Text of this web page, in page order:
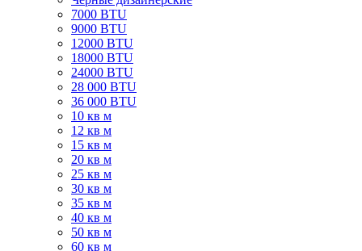
7000 BTU
9000 BTU
12000 BTU
18000 BTU
24000 BTU
28 000 BTU
36 000 BTU
10 кв м
12 кв м
15 кв м
20 кв м
25 кв м
30 кв м
35 кв м
40 кв м
50 кв м
60 кв м